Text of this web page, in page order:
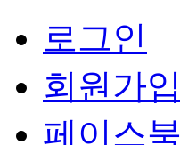
로그인
회원가입
페이스북